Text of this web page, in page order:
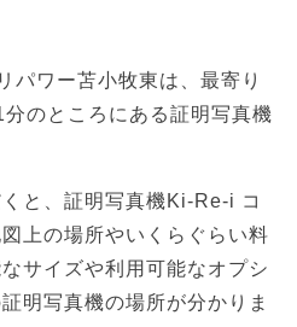
パワー苫小牧東は、最寄り
のところにある証明写真機
と、証明写真機Ki-Re-i コ
上の場所やいくらぐらい料
サイズや利用可能なオプシ
明写真機の場所が分かりま